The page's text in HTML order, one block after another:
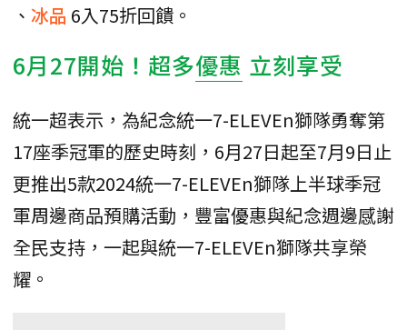
、 冰品 6入75折回饋。
6月27開始！超多優惠 立刻享受
統一超表示，為紀念統一7-ELEVEn獅隊勇奪第
17座季冠軍的歷史時刻，6月27日起至7月9日止
更推出5款2024統一7-ELEVEn獅隊上半球季冠
軍周邊商品預購活動，豐富優惠與紀念週邊感謝
全民支持，一起與統一7-ELEVEn獅隊共享榮
耀。